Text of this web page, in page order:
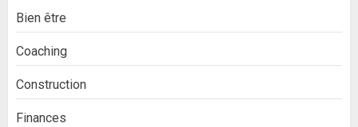
Bien être
Coaching
Construction
Finances